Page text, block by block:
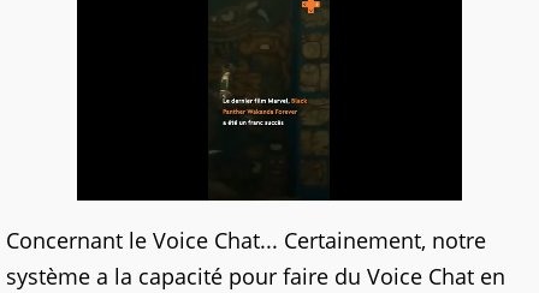
Concernant le Voice Chat... Certainement, notre
système a la capacité pour faire du Voice Chat en